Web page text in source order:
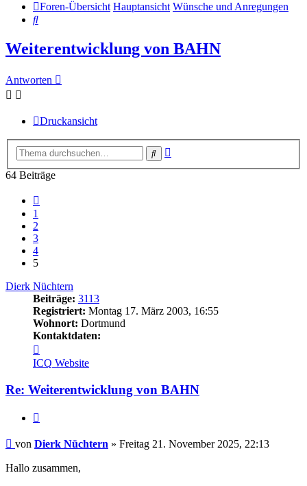
Foren-Übersicht Hauptansicht Wünsche und Anregungen
Suche
Weiterentwicklung von BAHN
Antworten
Druckansicht
Suche
64 Beiträge
1
2
3
4
5
Dierk Nüchtern
Beiträge: 3113
Registriert: Montag 17. März 2003, 16:55
Wohnort: Dortmund
Kontaktdaten:
von
Dierk
Nüchtern
ICQ Website
Re: Weiterentwicklung von BAHN
Beitrag
von Dierk Nüchtern » Freitag 21. November 2025, 22:13
Hallo zusammen,